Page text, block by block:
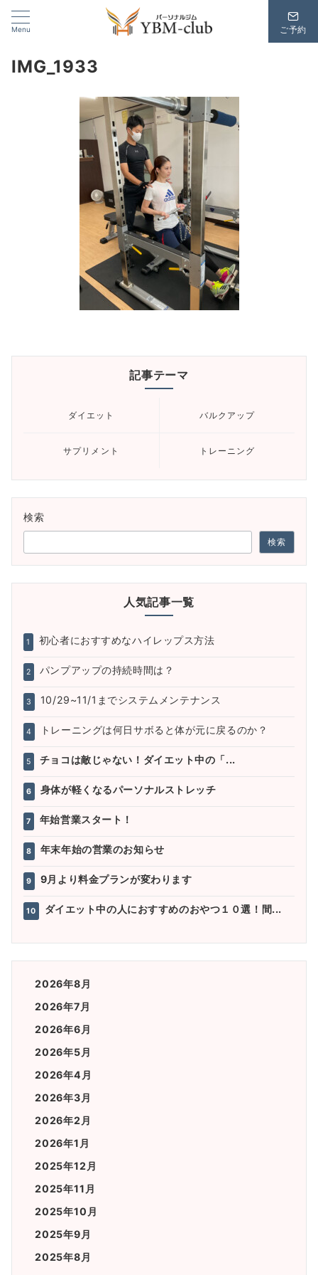
Menu ご予約
IMG_1933
記事テーマ
ダイエット バルクアップ
サプリメント トレーニング
検索
検索
人気記事一覧
1 初心者におすすめなハイレップス方法
2 パンプアップの持続時間は？
3 10/29~11/1までシステムメンテナンス
4 トレーニングは何日サボると体が元に戻るのか？
5 チョコは敵じゃない！ダイエット中の「...
6 身体が軽くなるパーソナルストレッチ
7 年始営業スタート！
8 年末年始の営業のお知らせ
9 9月より料金プランが変わります
10 ダイエット中の人におすすめのおやつ１０選！間...
2026年8月
2026年7月
2026年6月
2026年5月
2026年4月
2026年3月
2026年2月
2026年1月
2025年12月
2025年11月
2025年10月
2025年9月
2025年8月